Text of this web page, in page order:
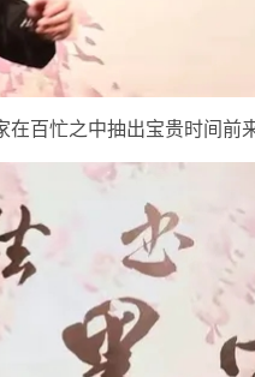
在百忙之中抽出宝贵时间前